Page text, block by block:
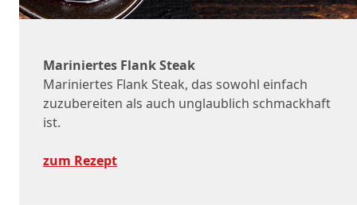
Mariniertes Flank Steak
Mariniertes Flank Steak, das sowohl einfach
zuzubereiten als auch unglaublich schmackhaft
ist.
zum Rezept